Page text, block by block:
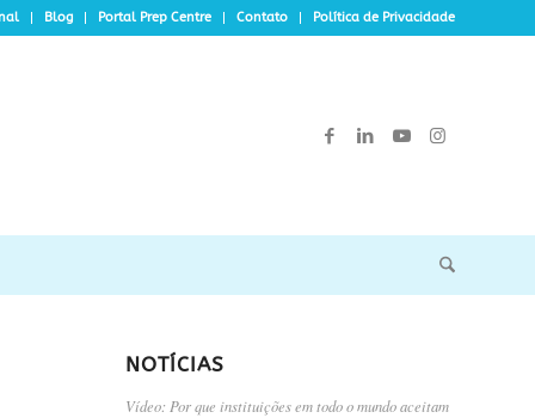
Blog Portal Prep Centre Contato Política de Privacidade
NOTÍCIAS
Vídeo: Por que instituições em todo o mundo aceitam